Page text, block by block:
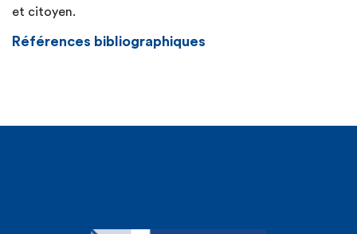
et citoyen.
Références bibliographiques